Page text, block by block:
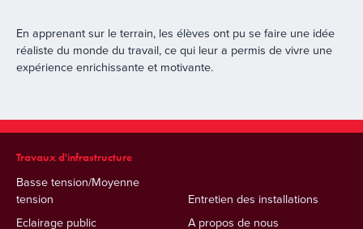
En apprenant sur le terrain, les élèves ont pu se faire une idée
réaliste du monde du travail, ce qui leur a permis de vivre une
expérience enrichissante et motivante.
Travaux d'infrastructure
Basse tension/Moyenne
tension
Eclairage public
Entretien des installations
A propos de nous